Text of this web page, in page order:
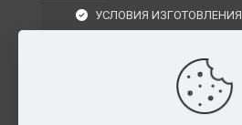
УСЛОВИЯ ИЗГОТОВЛЕНИЯ
УСЛОВИЯ ВОЗВРАТА